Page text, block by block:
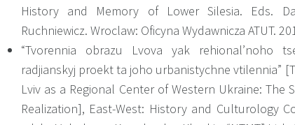
History and Memory of Lower Silesia. Eds.
Ruchniewicz. Wroclaw: Oficyna Wydawnicza ATUT.
“Tvorennia obrazu Lvova yak rehional’noho
radjianskyj proekt ta joho urbanistychne vtilennia”
Lviv as a Regional Center of Western Ukraine: The
Realization], East-West: History and Culturology